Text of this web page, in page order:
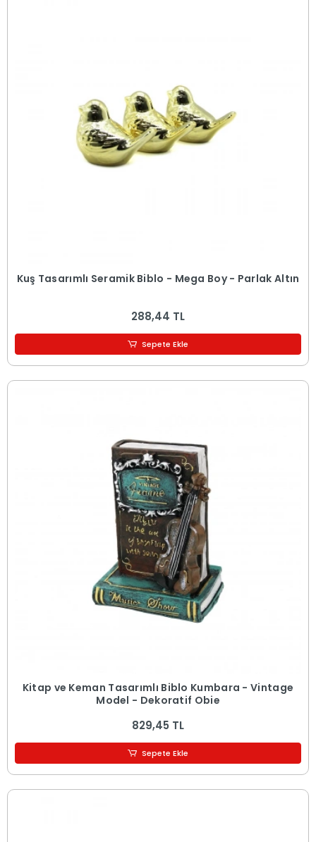
Kuş Tasarımlı Seramik Biblo - Mega Boy - Parlak Altın
288,44 TL
Sepete Ekle
Kitap ve Keman Tasarımlı Biblo Kumbara - Vintage
Model - Dekoratif Obje
829,45 TL
Sepete Ekle